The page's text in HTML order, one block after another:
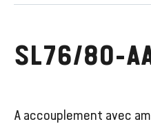
SL76/80-
A accouplement avec